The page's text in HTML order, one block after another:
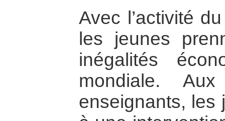
Avec l’activité
les jeunes
inégalités
mondiale.
enseignants, les